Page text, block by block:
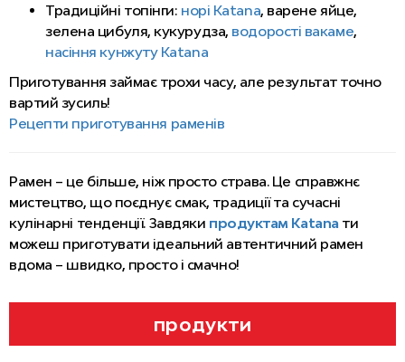
Традиційні топінги: норі Katana, варене яйце,
зелена цибуля, кукурудза, водорості вакаме,
насіння кунжуту Katana
Приготування займає трохи часу, але результат точно
вартий зусиль!
Рецепти приготування раменів
Рамен – це більше, ніж просто страва. Це справжнє
мистецтво, що поєднує смак, традиції та сучасні
кулінарні тенденції. Завдяки продуктам Katana ти
можеш приготувати ідеальний автентичний рамен
вдома – швидко, просто і смачно!
продукти